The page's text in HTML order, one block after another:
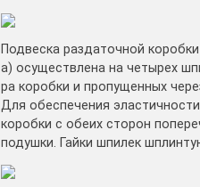
Подвеска раздаточной
а) осуществлена на четырех
ра коробки и пропущенных
Для обеспечения
коробки с обеих сторон
подушки. Гайки шпилек